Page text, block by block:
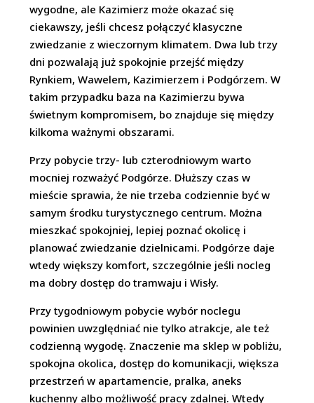
wygodne, ale Kazimierz może okazać się
ciekawszy, jeśli chcesz połączyć klasyczne
zwiedzanie z wieczornym klimatem. Dwa lub trzy
dni pozwalają już spokojnie przejść między
Rynkiem, Wawelem, Kazimierzem i Podgórzem. W
takim przypadku baza na Kazimierzu bywa
świetnym kompromisem, bo znajduje się między
kilkoma ważnymi obszarami.
Przy pobycie trzy- lub czterodniowym warto
mocniej rozważyć Podgórze. Dłuższy czas w
mieście sprawia, że nie trzeba codziennie być w
samym środku turystycznego centrum. Można
mieszkać spokojniej, lepiej poznać okolicę i
planować zwiedzanie dzielnicami. Podgórze daje
wtedy większy komfort, szczególnie jeśli nocleg
ma dobry dostęp do tramwaju i Wisły.
Przy tygodniowym pobycie wybór noclegu
powinien uwzględniać nie tylko atrakcje, ale też
codzienną wygodę. Znaczenie ma sklep w pobliżu,
spokojna okolica, dostęp do komunikacji, większa
przestrzeń w apartamencie, pralka, aneks
kuchenny albo możliwość pracy zdalnej. Wtedy